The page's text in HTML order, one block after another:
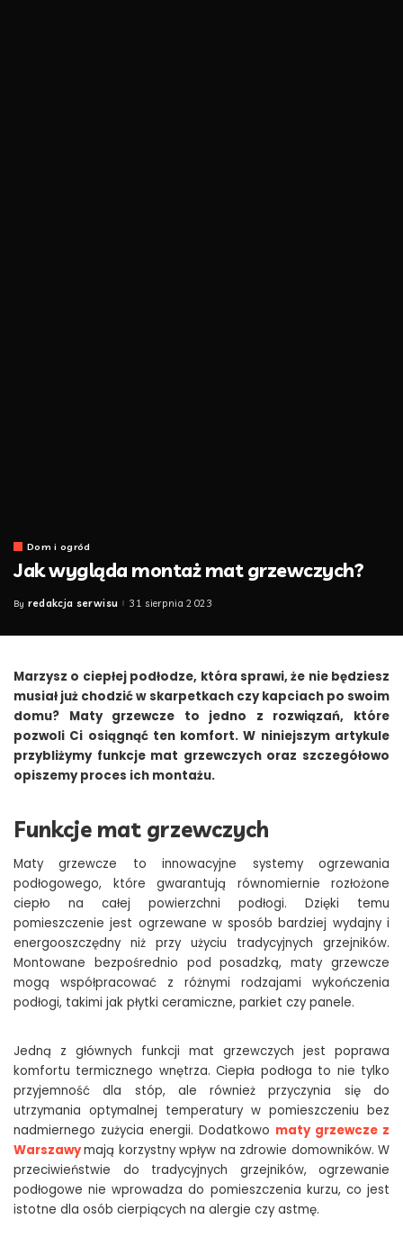
Dom i ogród
Jak wygląda montaż mat grzewczych?
Posted
By redakcja serwisu 31 sierpnia 2023
Marzysz o ciepłej podłodze, która sprawi, że nie będziesz
musiał już chodzić w skarpetkach czy kapciach po swoim
domu? Maty grzewcze to jedno z rozwiązań, które
pozwoli Ci osiągnąć ten komfort. W niniejszym artykule
przybliżymy funkcje mat grzewczych oraz szczegółowo
opiszemy proces ich montażu.
Funkcje mat grzewczych
Maty grzewcze to innowacyjne systemy ogrzewania
podłogowego, które gwarantują równomiernie rozłożone
ciepło na całej powierzchni podłogi. Dzięki temu
pomieszczenie jest ogrzewane w sposób bardziej wydajny i
energooszczędny niż przy użyciu tradycyjnych grzejników.
Montowane bezpośrednio pod posadzką, maty grzewcze
mogą współpracować z różnymi rodzajami wykończenia
podłogi, takimi jak płytki ceramiczne, parkiet czy panele.
Jedną z głównych funkcji mat grzewczych jest poprawa
komfortu termicznego wnętrza. Ciepła podłoga to nie tylko
przyjemność dla stóp, ale również przyczynia się do
utrzymania optymalnej temperatury w pomieszczeniu bez
nadmiernego zużycia energii. Dodatkowo maty grzewcze z
Warszawymają korzystny wpływ na zdrowie domowników. W
przeciwieństwie do tradycyjnych grzejników, ogrzewanie
podłogowe nie wprowadza do pomieszczenia kurzu, co jest
istotne dla osób cierpiących na alergie czy astmę.